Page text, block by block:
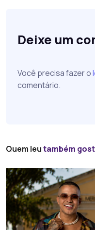
Deixe um
Você precisa fazer o
comentário.
Quem leutambém